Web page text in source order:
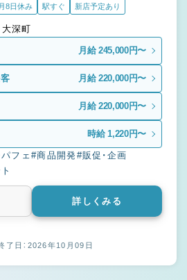
月8日休み 駅すぐ 新店予定あり
大阪府 大阪市北区 大深町
月給 245,000円〜
月給 220,000円〜
月給 220,000円〜
時給 1,220円〜
パフェ#商品開発#販促・企画
詳しくみる
了日：2026年10月09日